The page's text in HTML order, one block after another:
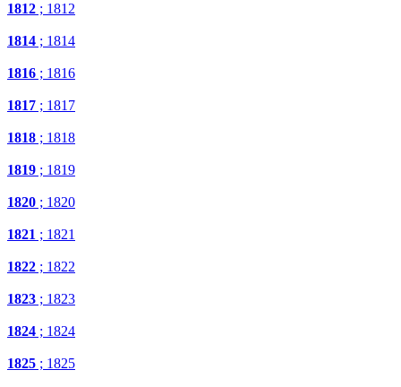
1812 ; 1812
1814 ; 1814
1816 ; 1816
1817 ; 1817
1818 ; 1818
1819 ; 1819
1820 ; 1820
1821 ; 1821
1822 ; 1822
1823 ; 1823
1824 ; 1824
1825 ; 1825